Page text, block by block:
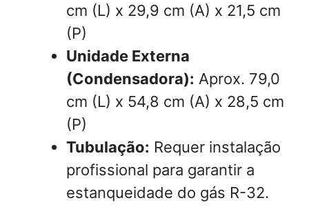
cm (L) x 29,9 cm (A) x 21,5 cm
(P)
Unidade Externa
(Condensadora): Aprox. 79,0
cm (L) x 54,8 cm (A) x 28,5 cm
(P)
Tubulação: Requer instalação
profissional para garantir a
estanqueidade do gás R-32.